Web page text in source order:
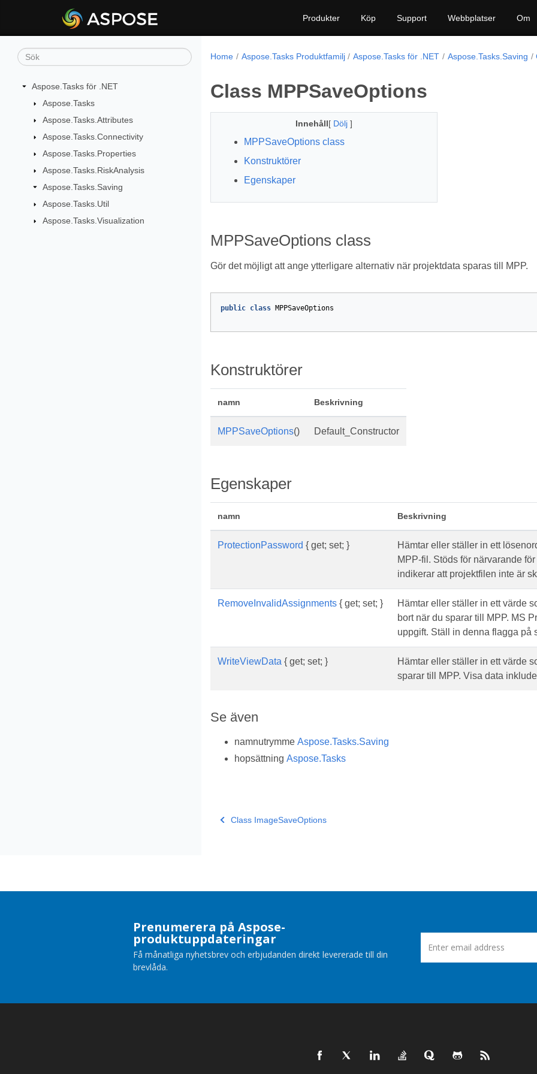
Produkter Köp Support Webbplatser Om
Aspose.Tasks för .NET
Aspose.Tasks
Aspose.Tasks.Attributes
Aspose.Tasks.Connectivity
Aspose.Tasks.Properties
Aspose.Tasks.RiskAnalysis
Aspose.Tasks.Saving
Aspose.Tasks.Util
Aspose.Tasks.Visualization
Home Aspose.Tasks Produktfamilj Aspose.Tasks för .NET Aspose.Tasks.Saving
Class MPPSaveOptions
Innehåll[ Dölj]
MPPSaveOptions class
Konstruktörer
Egenskaper
MPPSaveOptions class
Gör det möjligt att ange ytterligare alternativ när projektdata sparas till MPP.
public class MPPSaveOptions
Konstruktörer
namn Beskrivning
MPPSaveOptions() Default_Constructor
Egenskaper
namn Beskrivning
ProtectionPassword { get; set; }
Hämtar eller ställer in ett
MPP-fil. Stöds för närvarande
indikerar att projektfilen inte är
RemoveInvalidAssignments { get; set; }
Hämtar eller ställer in ett värde
bort när du sparar till MPP. MS
uppgift. Ställ in denna flagga på
WriteViewData { get; set; }
Hämtar eller ställer in ett värde
sparar till MPP. Visa data
Se även
namnutrymme Aspose.Tasks.Saving
hopsättning Aspose.Tasks
Class ImageSaveOptions
Prenumerera på Aspose-
produktuppdateringar
Få månatliga nyhetsbrev och erbjudanden direkt levererade till din
brevlåda.